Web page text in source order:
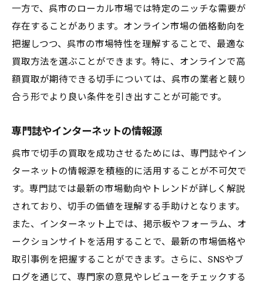
一方で、呉市のローカル市場では特定のニッチな需要が
存在することがあります。オンライン市場の価格動向を
把握しつつ、呉市の市場特性を理解することで、最適な
買取方法を選ぶことができます。特に、オンラインで高
額買取が期待できる切手については、呉市の業者と競り
合う形でより良い条件を引き出すことが可能です。
専門誌やインターネットの情報源
呉市で切手の買取を成功させるためには、専門誌やイン
ターネットの情報源を積極的に活用することが不可欠で
す。専門誌では最新の市場動向やトレンドが詳しく解説
されており、切手の価値を理解する手助けとなります。
また、インターネット上では、掲示板やフォーラム、オ
ークションサイトを活用することで、最新の市場価格や
取引事例を把握することができます。さらに、SNSやブ
ログを通じて、専門家の意見やレビューをチェックする